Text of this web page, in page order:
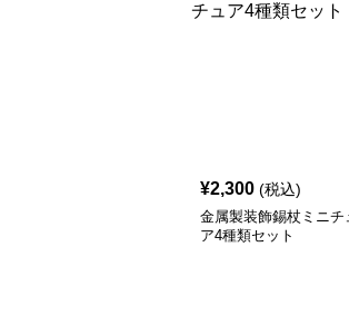
¥2,300 (税込)
金属製装飾錫杖ミニチ
ア4種類セット